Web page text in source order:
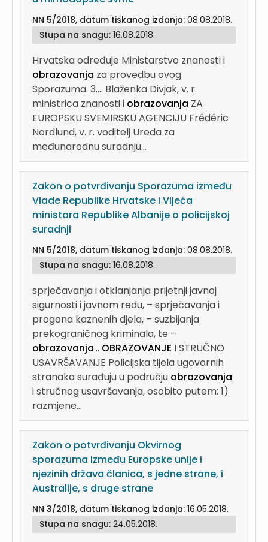
NN 5/2018, datum tiskanog izdanja: 08.08.2018.
Stupa na snagu: 16.08.2018.
Hrvatska određuje Ministarstvo znanosti i
obrazovanja za provedbu ovog
Sporazuma. 3.... Blaženka Divjak, v. r.
ministrica znanosti i obrazovanja ZA
EUROPSKU SVEMIRSKU AGENCIJU Frédéric
Nordlund, v. r. voditelj Ureda za
međunarodnu suradnju...
Zakon o potvrđivanju Sporazuma između
Vlade Republike Hrvatske i Vijeća
ministara Republike Albanije o policijskoj
suradnji
NN 5/2018, datum tiskanog izdanja: 08.08.2018.
Stupa na snagu: 16.08.2018.
sprječavanja i otklanjanja prijetnji javnoj
sigurnosti i javnom redu, – sprječavanja i
progona kaznenih djela, – suzbijanja
prekograničnog kriminala, te –
obrazovanja... OBRAZOVANJE I STRUČNO
USAVRŠAVANJE Policijska tijela ugovornih
stranaka surađuju u području obrazovanja
i stručnog usavršavanja, osobito putem: 1)
razmjene...
Zakon o potvrđivanju Okvirnog
sporazuma između Europske unije i
njezinih država članica, s jedne strane, i
Australije, s druge strane
NN 3/2018, datum tiskanog izdanja: 16.05.2018.
Stupa na snagu: 24.05.2018.